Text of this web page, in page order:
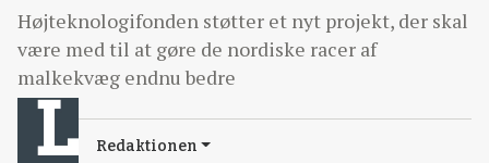
Højteknologifonden støtter et nyt projekt, der skal
være med til at gøre de nordiske racer af
malkekvæg endnu bedre
Redaktionen